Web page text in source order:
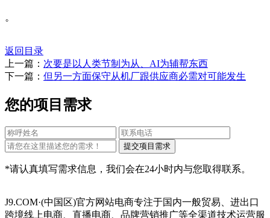
。
返回目录
上一篇： 次要是以人类节制为从、AI为辅帮东西
下一篇： 但另一方面保守从机厂跟供应商必需对可能发生
您的项目需求
*请认真填写需求信息，我们会在24小时内与您取得联系。
J9.COM·(中国区)官方网站电商专注于国内一般贸易、进出口
跨境线上电商、直播电商、品牌营销推广等全渠道技术运营服